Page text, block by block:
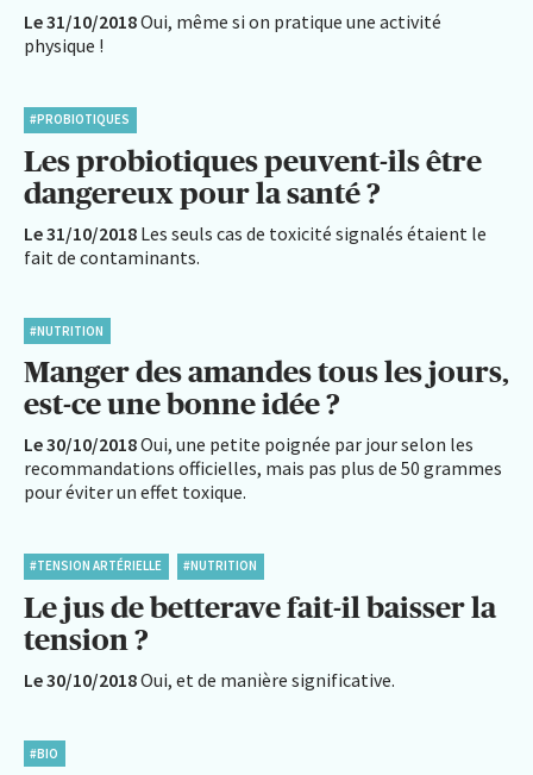
Le 31/10/2018Oui, même si on pratique une activité
physique !
#PROBIOTIQUES
Les probiotiques peuvent-ils être
dangereux pour la santé ?
Le 31/10/2018 Les seuls cas de toxicité signalés étaient le
fait de contaminants.
#NUTRITION
Manger des amandes tous les jours,
est-ce une bonne idée ?
Le 30/10/2018Oui, une petite poignée par jour selon les
recommandations officielles, mais pas plus de 50 grammes
pour éviter un effet toxique.
#TENSION ARTÉRIELLE #NUTRITION
Le jus de betterave fait-il baisser la
tension ?
Le 30/10/2018Oui, et de manière significative.
#BIO